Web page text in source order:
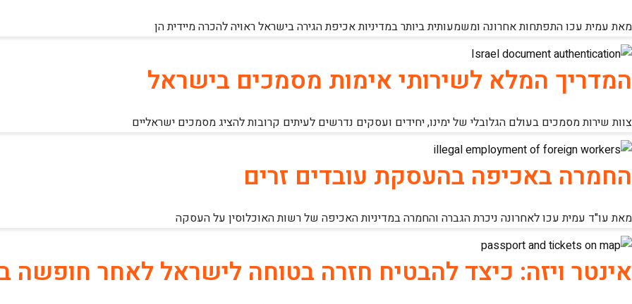
מאת עמית עכו התפתחות אחרונה ומשמעותית ביותר במדיניות אכיפת הגירה בישראל ראויה להכרה מיידית הן
המדריך המלא לשירותי אימות מסמכים בישראל
צוות שירות מסמכים בעולם הגלובלי של ימינו, יחידים ועסקים נדרשים לעיתים קרובות להציג מסמכים ישראליים
החמרה באכיפה בהעסקת עובדים זרים
מאת עו"ד עמית עכו לאחרונה ניכרת הגברה והחמרה במדיניות האכיפה של רשות האוכלוסין על העסקה
אינטר ויזה: כיצד להבטיח חזרה בטוחה לישראל לאחר חופשה